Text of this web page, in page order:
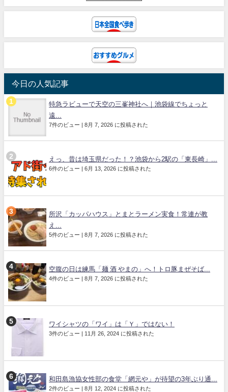
今日の人気記事
特急ラビューで天空の三峯神社へ｜池袋線でちょっと
遠...
7件のビュー | 8月 7, 2026 に投稿された
えっ、昔は埼玉県だった！？池袋から2駅の「東長崎」...
6件のビュー | 6月 13, 2026 に投稿された
所沢「カッパハウス」とまとラーメン実食！常連が教
え...
5件のビュー | 8月 7, 2026 に投稿された
空腹の日は練馬「麺 酒 やまの」へ！トロ豚まぜそば...
4件のビュー | 8月 7, 2026 に投稿された
ワイシャツの「ワイ」は「Ｙ」ではない！
3件のビュー | 11月 26, 2024 に投稿された
和田島漁協女性部の食堂「網元や」が待望の3年ぶり通...
2件のビュー | 8月 12, 2024 に投稿された